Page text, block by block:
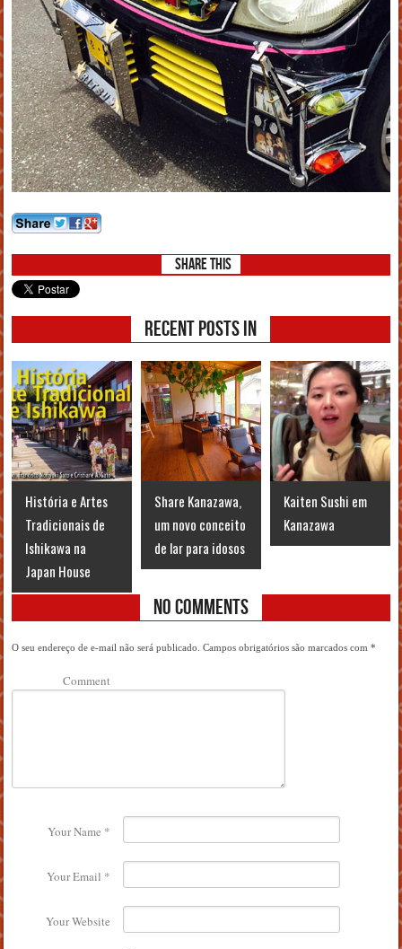
Share This
Recent posts in
História e Artes
Tradicionais de
Ishikawa na
Japan House
Share Kanazawa,
um novo conceito
de lar para idosos
Kaiten Sushi em
Kanazawa
No Comments
O seu endereço de e-mail não será publicado. Campos obrigatórios são marcados com*
Comment
Your Name *
Your Email *
Your Website